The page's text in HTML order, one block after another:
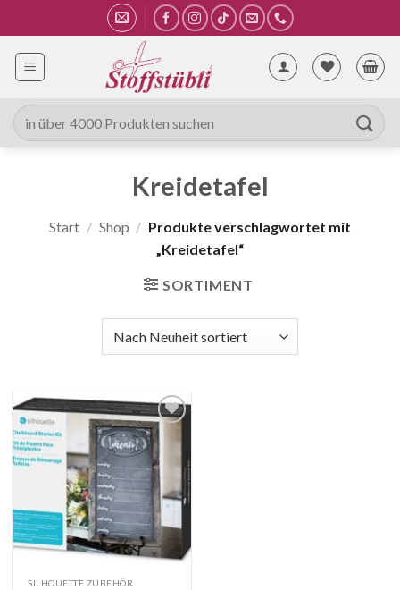
Inhalt
springen
Suche
nach:
Kreidetafel
Start / Shop / Produkte verschlagwortet mit
„Kreidetafel“
SORTIMENT
Auf die
Wunschliste
SILHOUETTE ZUBEHÖR